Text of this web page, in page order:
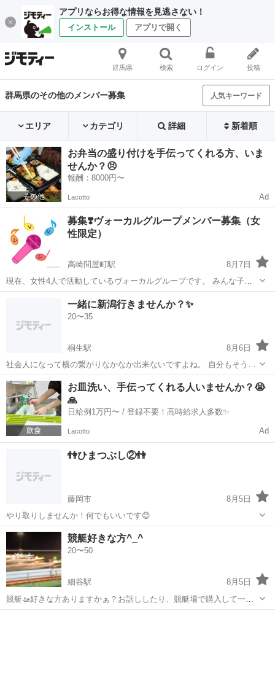
アプリならお得な情報を見逃さない！
インストール アプリで開く
群馬県 検索 ログイン 投稿
群馬県のその他のメンバー募集 人気キーワード
エリア カテゴリ 詳細 新着順
お弁当の盛り付けを手伝ってくれる方、いま
せんか？😣
報酬：8000円〜
Lacotto Ad
募集❣️ヴォーカルグループメンバー募集（女
性限定）
高崎問屋町駅
8月7日
現在、女性4人で活動しているヴォーカルグループです。 みんな子育
て仕事をしながら活動しています。 だいたい、平日18時から高崎の公
民館で練習をしています。 基本月1練習ですが、イベント参加する時
は週1ペースで練習をしています...
高崎問屋町駅
一緒に新潟行きませんか？✨
20〜35
桐生駅
8月6日
社会人になって横の繋がりなかなか出来ないですよね。 自分もそうで
した！ 8/14〜8/16に新潟で泊まりがけで新潟行きます！ ・海で存分に
泳いで ・本気で運動会して ・美味しいBBQ そんな楽しい時間を一緒
に楽しみませ...
群馬 桐生市 桐生駅 その他
お皿洗い、手伝ってくれる人いませんか？😭
🙏
日給例1万円〜 / 登録不要！高時給求人多数✨
Lacotto Ad
👫ひまつぶし②👫
藤岡市
8月5日
やり取りしませんか！何でもいいです😊
群馬 藤岡市 その他
競艇好きな方^_^
20〜50
細谷駅
8月5日
競艇🚤好きな方ありますかぁ？お話ししたり、競艇場で購入して一緒
に楽しみませんかぁ！興味のある方ご連絡ください！